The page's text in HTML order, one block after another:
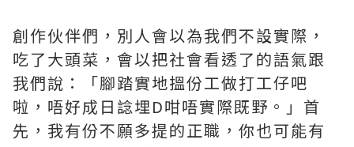
創作伙伴們，別人會以為我們不設實際，
吃了大頭菜，會以把社會看透了的語氣跟
我們說：「腳踏實地搵份工做打工仔吧
啦，唔好成日諗埋D咁唔實際既野。」首
先，我有份不願多提的正職，你也可能有